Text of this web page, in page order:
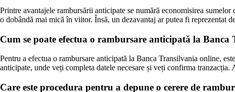
Printre avantajele rambursării anticipate se numără economisirea
o dobândă mai mică în viitor. Însă, un dezavantaj ar putea fi reprezentat
Cum se poate efectua o rambursare anticipată la
Pentru a efectua o rambursare anticipată la Banca Transilvania online,
anticipate, unde veți completa datele necesare și veți confirma
Care este procedura pentru a depune o cerere de